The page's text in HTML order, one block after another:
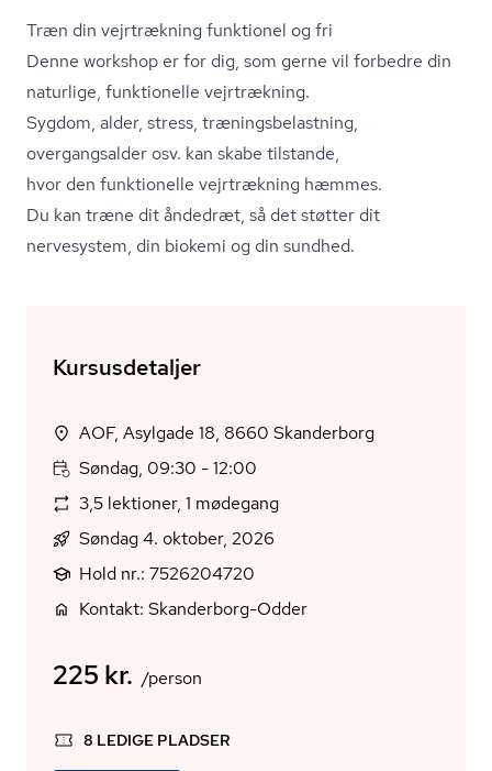
Træn din vejrtrækning funktionel og fri
Denne workshop er for dig, som gerne vil forbedre din
naturlige, funktionelle vejrtrækning.
Sygdom, alder, stress, træ­nings­be­last­ning,
overgangsalder osv. kan skabe tilstande,
hvor den funktionelle vejrtrækning hæmmes.
Du kan træne dit åndedræt, så det støtter dit
nervesystem, din biokemi og din sundhed.
Kursusdetaljer
AOF, Asylgade 18, 8660 Skanderborg
Søndag, 09:30 - 12:00
3,5 lektioner, 1 mødegang
Søndag 4. oktober, 2026
Hold nr.: 7526204720
Kontakt: Skanderborg-Odder
225 kr. /person
8 LEDIGE PLADSER